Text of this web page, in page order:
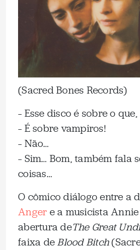
(Sacred Bones Records)
– Esse disco é sobre o
– É sobre vampiros!
– Não…
– Sim… Bom, também fala
coisas…
O cômico diálogo entre a
Anger e a musicista
abertura deThe Great
faixa deBlood Bitch